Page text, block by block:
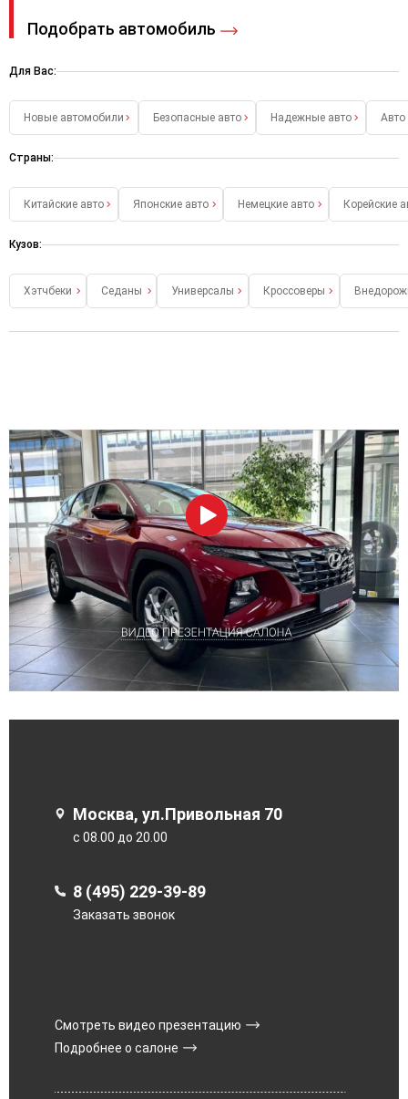
Подобрать автомобиль
Для Вас:
Новые автомобили Безопасные авто Надежные авто
Страны:
Китайские авто Японские авто Немецкие авто Корейские
Кузов:
Хэтчбеки Седаны Универсалы Кроссоверы
Москва, ул.Привольная 70
с 08.00 до 20.00
8 (495) 229-39-89
Заказать звонок
Смотреть видео презентацию
Подробнее о салоне